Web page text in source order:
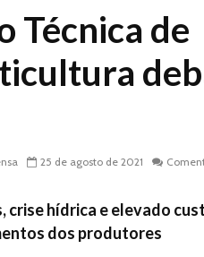
Técnica de
25 de agosto de 2021
crise hídrica e elevado
dos produtores